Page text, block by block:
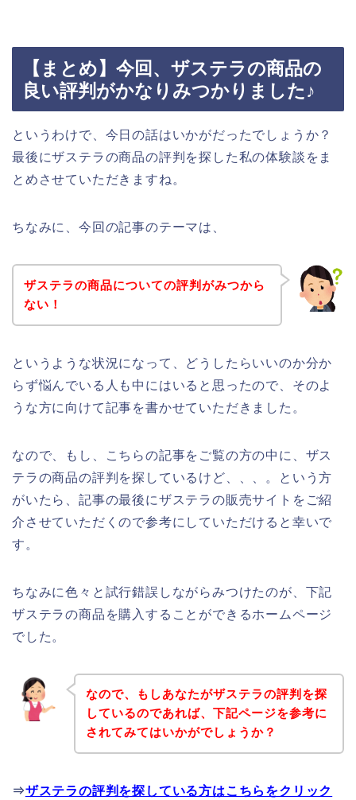
【まとめ】今回、ザステラの商品の
良い評判がかなりみつかりました♪
というわけで、今日の話はいかがだったでしょうか？
最後にザステラの商品の評判を探した私の体験談をま
とめさせていただきますね。
ちなみに、今回の記事のテーマは、
ザステラの商品についての評判がみつから
ない！
というような状況になって、どうしたらいいのか分か
らず悩んでいる人も中にはいると思ったので、そのよ
うな方に向けて記事を書かせていただきました。
なので、もし、こちらの記事をご覧の方の中に、ザス
テラの商品の評判を探しているけど、、、。という方
がいたら、記事の最後にザステラの販売サイトをご紹
介させていただくので参考にしていただけると幸いで
す。
ちなみに色々と試行錯誤しながらみつけたのが、下記
ザステラの商品を購入することができるホームページ
でした。
なので、もしあなたがザステラの評判を探
しているのであれば、下記ページを参考に
されてみてはいかがでしょうか？
⇒ザステラの評判を探している方はこちらをクリック